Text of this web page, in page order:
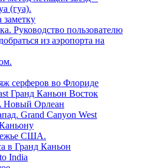
(гуа).
Руководство пользователю
из аэропорта на
серферов во Флориде
Гранд Каньон Восток
Новый Орлеан
Grand Canyon West
США.
в Гранд Каньон
India